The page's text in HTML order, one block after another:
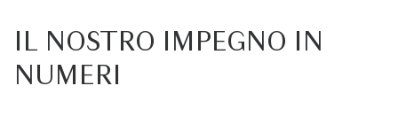
IL NOSTRO IMPEGNO IN
NUMERI